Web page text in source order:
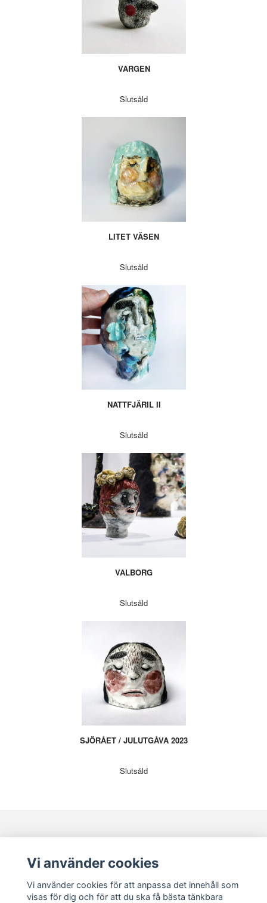
VARGEN
Slutsåld
LITET VÄSEN
Slutsåld
NATTFJÄRIL II
Slutsåld
VALBORG
Slutsåld
SJÖRÅET / JULUTGÅVA 2023
Slutsåld
KUNDSERVICE
Vi använder cookies
Vi använder cookies för att anpassa det innehåll som
visas för dig och för att du ska få bästa tänkbara